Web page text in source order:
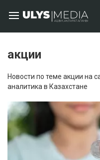
акции
Новости по теме акции на
аналитика в Казахстане